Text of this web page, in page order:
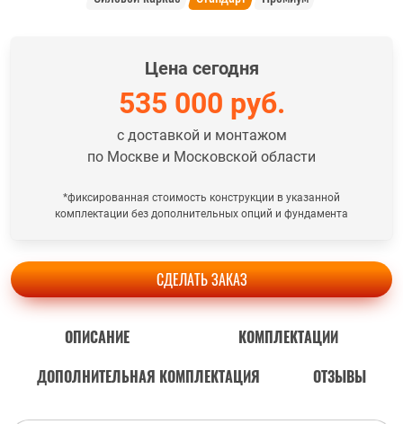
Цена сегодня
535 000 руб.
с доставкой и монтажом
по Москве и Московской области
*фиксированная стоимость конструкции в указанной
комплектации без дополнительных опций и фундамента
СДЕЛАТЬ ЗАКАЗ
ОПИСАНИЕ
КОМПЛЕКТАЦИИ
ДОПОЛНИТЕЛЬНАЯ КОМПЛЕКТАЦИЯ
ОТЗЫВЫ